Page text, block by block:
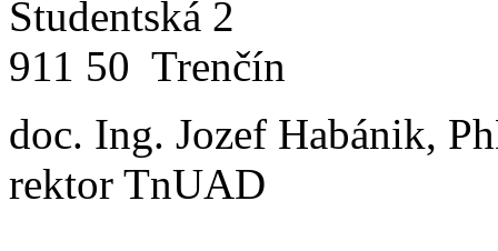
Študentská 2
911 50 Trenčín
doc. Ing. Jozef Habánik,
rektor TnUAD